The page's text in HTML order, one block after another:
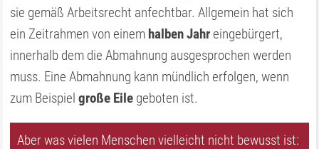
sie gemäß Arbeitsrecht anfechtbar. Allgemein hat sich
ein Zeitrahmen von einem halben Jahr eingebürgert,
innerhalb dem die Abmahnung ausgesprochen werden
muss. Eine Abmahnung kann mündlich erfolgen, wenn
zum Beispielgroße Eile geboten ist.
Aber was vielen Menschen vielleicht nicht bewusst ist: